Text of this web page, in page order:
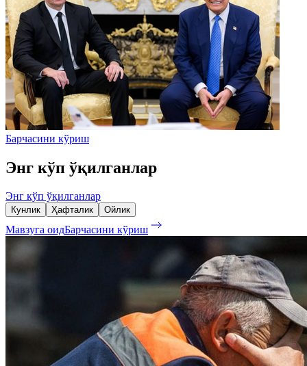
Барчасини кўриш
Энг кўп ўқилганлар
Энг кўп ўқилганлар
Кунлик Ҳафталик Ойлик
Мавзуга оидБарчасини кўриш